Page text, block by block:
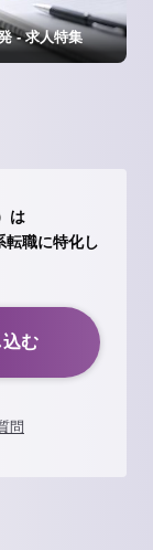
- 求人特集
は
転職に特化し
む
問